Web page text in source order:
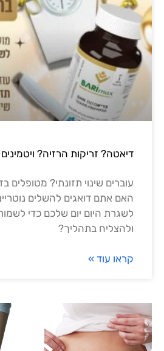
דיאטה? זריקות הרזיה?
עוברים שינוי תזונתי? מטופלים
האם אתם דואגים להשלים
לשגרת היום יום שלכם כדי
ולהצליח בתהליך?
קראו עוד »